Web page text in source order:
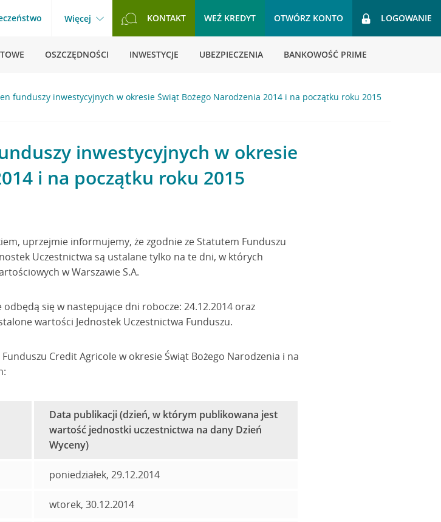
Więcej KONTAKT WEŹ KREDYT OTWÓRZ KONTO LOGOWANIE
OSZCZĘDNOŚCI INWESTYCJE UBEZPIECZENIA BANKOWOŚĆ PRIME
funduszy inwestycyjnych w okresie Świąt Bożego Narodzenia 2014 i na początku roku 2015
inwestycyjnych w okresie
i na początku roku 2015
uprzejmie informujemy, że zgodnie ze Statutem Funduszu
Uczestnictwa są ustalane tylko na te dni, w których
w Warszawie S.A.
się w następujące dni robocze: 24.12.2014 oraz
wartości Jednostek Uczestnictwa Funduszu.
Credit Agricole w okresie Świąt Bożego Narodzenia i na
Data publikacji (dzień, w którym publikowana jest
wartość jednostki uczestnictwa na dany Dzień
Wyceny)
poniedziałek, 29.12.2014
wtorek, 30.12.2014